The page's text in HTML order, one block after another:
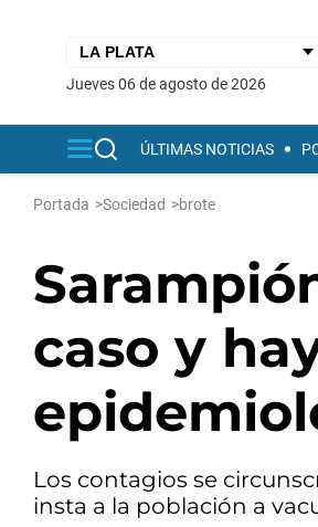
jueves 06 de agosto de 2026
ÚLTIMAS NOTICIAS
Portada >Sociedad >brote
caso y
Los contagios se
insta a la población a